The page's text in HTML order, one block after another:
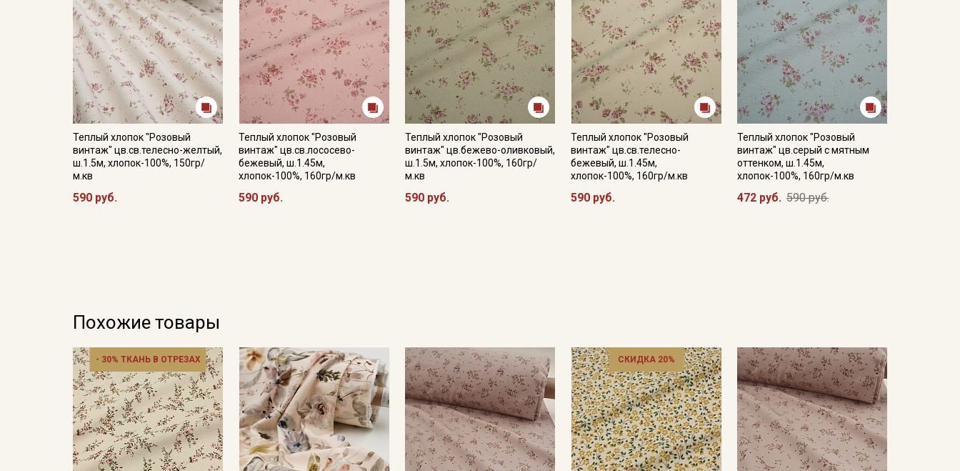
Теплый хлопок "Розовый
винтаж" цв.св.телесно-желтый,
ш.1.5м, хлопок-100%, 150гр/
м.кв
590 руб.
Теплый хлопок "Розовый
винтаж" цв.св.лососево-
бежевый, ш.1.45м,
хлопок-100%, 160гр/м.кв
590 руб.
Теплый хлопок "Розовый
винтаж" цв.бежево-оливковый,
ш.1.5м, хлопок-100%, 160гр/
м.кв
590 руб.
Теплый хлопок "Розовый
винтаж" цв.св.телесно-
бежевый, ш.1.45м,
хлопок-100%, 160гр/м.кв
590 руб.
Теплый хлопок "Розовый
винтаж" цв.серый с мятным
оттенком, ш.1.45м,
хлопок-100%, 160гр/м.кв
472 руб. 590 руб.
Похожие товары
- 30% ТКАНЬ В ОТРЕЗАХ СКИДКА 20%
Секретная рассылка от
Купава